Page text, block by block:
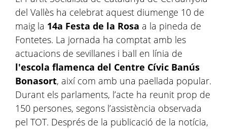
del Vallès ha celebrat aquest diumenge 10 de
maig la 14a Festa de la Rosa a la pineda de
Fontetes. La jornada ha comptat amb les
actuacions de sevillanes i ball en línia de
l'escola flamenca del Centre Cívic Banús
Bonasort, així com amb una paellada popular.
Durant els parlaments, l’acte ha reunit prop de
150 persones, segons l’assistència observada
pel TOT. Després de la publicació de la notícia,